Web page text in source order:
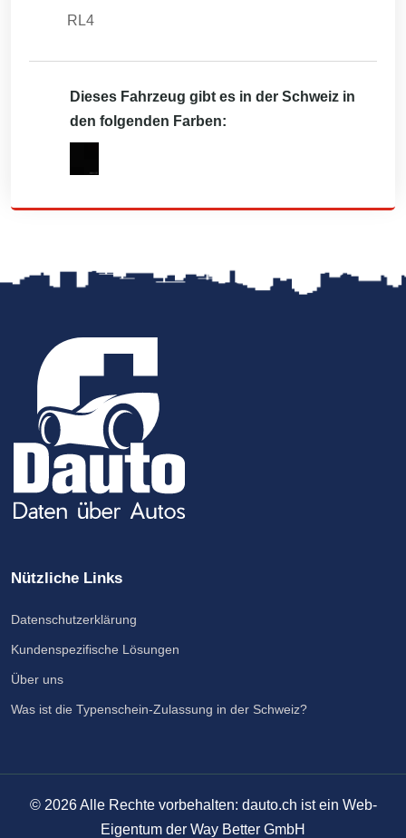
RL4
Dieses Fahrzeug gibt es in der Schweiz in
den folgenden Farben:
Nützliche Links
Datenschutzerklärung
Kundenspezifische Lösungen
Über uns
Was ist die Typenschein-Zulassung in der Schweiz?
© 2026Alle Rechte vorbehalten: dauto.ch ist ein Web-
Eigentum der Way Better GmbH